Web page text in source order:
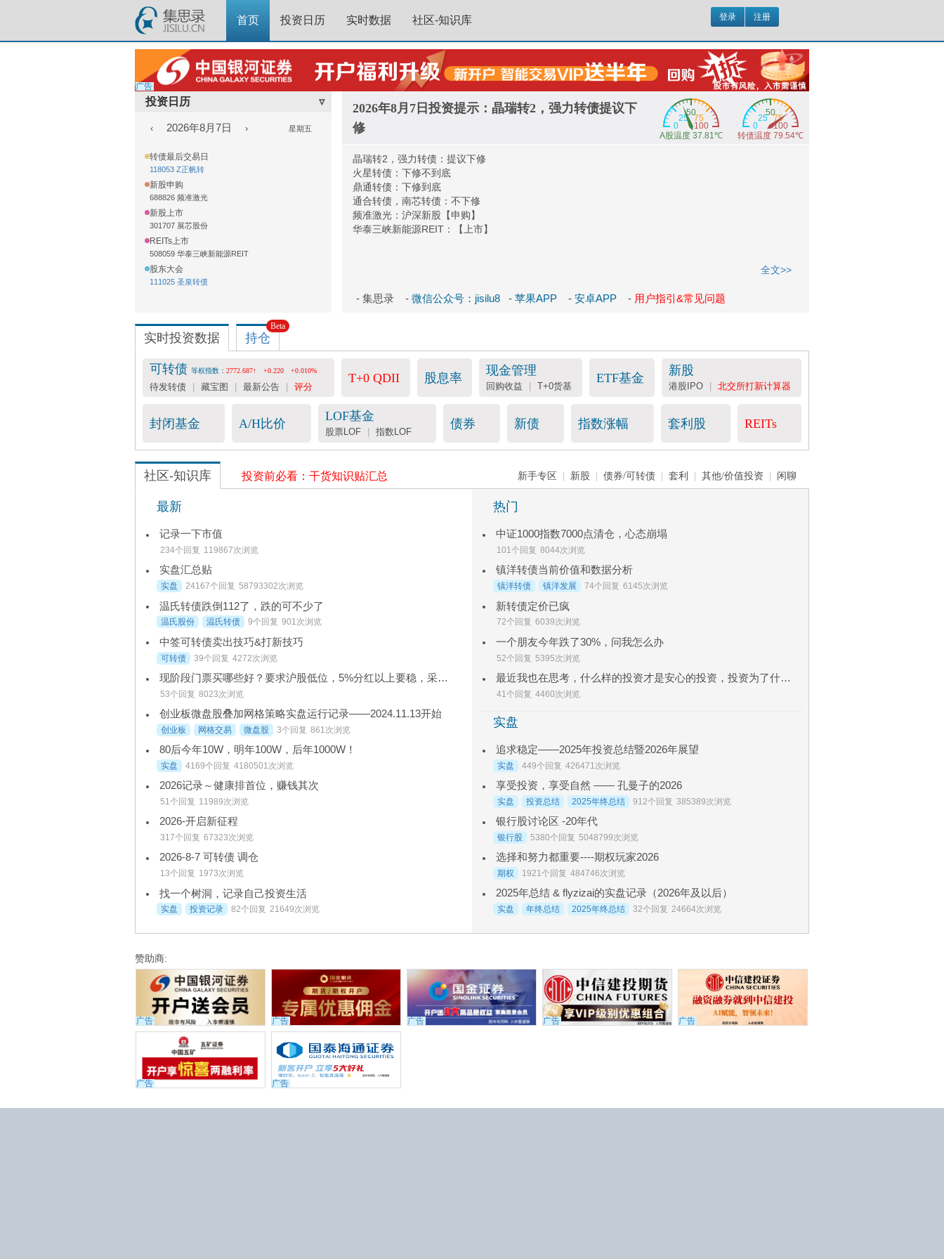
首页 投资日历 实时数据 社区-知识库 登录 注册
广告
投资日历 ▿
‹ 2026年8月7日 › 星期五
转债最后交易日
118053 Z正帆转
新股申购
688826 频准激光
新股上市
301707 展芯股份
REITs上市
508059 华泰三峡新能源REIT
股东大会
111025 圣泉转债
收费数据
可转债评分表 -- 36元/月
2026年8月7日投资提示：晶瑞转2，强力转债提议下
修
晶瑞转2，强力转债：提议下修
火星转债：下修不到底
鼎通转债：下修到底
通合转债，南芯转债：不下修
频准激光：沪深新股【申购】
华泰三峡新能源REIT：【上市】
全文>>
- 集思录 - 微信公众号：jisilu8 - 苹果APP - 安卓APP - 用户指引&常见问题
实时投资数据 持仓
Beta
可转债 等权指数： 2772.687↑ +0.220 +0.010%
待发转债 藏宝图 最新公告 评分
T+0 QDII 股息率
现金管理
回购收益 | T+0货基
ETF基金
新股
港股IPO | 北交所打新计算器
封闭基金 A/H比价
LOF基金
股票LOF | 指数LOF
债券 新债 指数涨幅 套利股 REITs
社区-知识库 投资前必看：干货知识贴汇总 新手专区 新股 债券/可转债 套利 其他/价值投资 闲聊
最新
记录一下市值
234个回复 119867次浏览
实盘汇总贴
实盘 24167个回复 58793302次浏览
温氏转债跌倒112了，跌的可不少了
温氏股份 温氏转债 9个回复 901次浏览
中签可转债卖出技巧&打新技巧
可转债 39个回复 4272次浏览
现阶段门票买哪些好？要求沪股低位，5%分红以上要稳，采用金币答谢！~
53个回复 8023次浏览
创业板微盘股叠加网格策略实盘运行记录——2024.11.13开始
创业板 网格交易 微盘股 3个回复 861次浏览
80后今年10W，明年100W，后年1000W！
实盘 4169个回复 4180501次浏览
2026记录～健康排首位，赚钱其次
51个回复 11989次浏览
2026-开启新征程
317个回复 67323次浏览
2026-8-7 可转债 调仓
13个回复 1973次浏览
找一个树洞，记录自己投资生活
实盘 投资记录 82个回复 21649次浏览
热门
中证1000指数7000点清仓，心态崩塌
101个回复 8044次浏览
镇洋转债当前价值和数据分析
镇洋转债 镇洋发展 74个回复 6145次浏览
新转债定价已疯
72个回复 6039次浏览
一个朋友今年跌了30%，问我怎么办
52个回复 5395次浏览
最近我也在思考，什么样的投资才是安心的投资，投资为了什么？
41个回复 4460次浏览
实盘
追求稳定——2025年投资总结暨2026年展望
实盘 449个回复 426471次浏览
享受投资，享受自然 —— 孔曼子的2026
实盘 投资总结 2025年终总结 912个回复 385389次浏览
银行股讨论区 -20年代
银行股 5380个回复 5048799次浏览
选择和努力都重要----期权玩家2026
期权 1921个回复 484746次浏览
2025年总结 & flyzizai的实盘记录（2026年及以后）
实盘 年终总结 2025年终总结 32个回复 24664次浏览
赞助商:
广告 广告 广告 广告 广告
广告 广告